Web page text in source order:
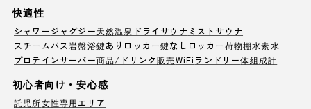
快適性
シャワージャグジー天然温泉 ドライサウナ ミストサウナ
スチームバス岩盤浴鍵ありロッカー鍵なしロッカー荷物棚水素水
プロテインサーバー商品/ドリンク販売WiFi ランドリー体組成計
初心者向け・安心感
託児所女性専用エリア